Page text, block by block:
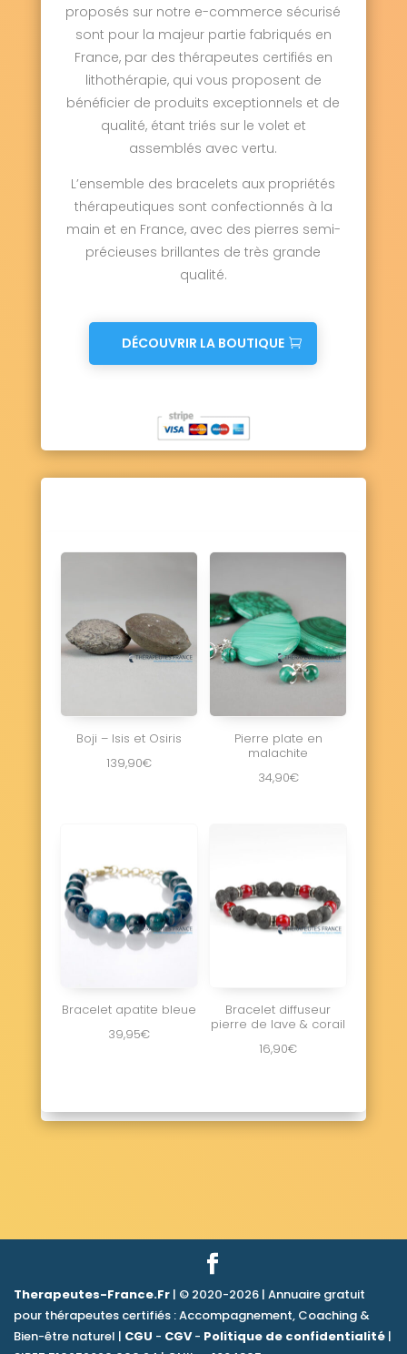
proposés sur notre e-commerce sécurisé
sont pour la majeur partie fabriqués en
France, par des thérapeutes certifiés en
lithothérapie, qui vous proposent de
bénéficier de produits exceptionnels et de
qualité, étant triés sur le volet et
assemblés avec vertu.
L’ensemble des bracelets aux propriétés
thérapeutiques sont confectionnés à la
main et en France, avec des pierres semi-
précieuses brillantes de très grande
qualité.
DÉCOUVRIR LA BOUTIQUE
Boji – Isis et Osiris
139,90€
Pierre plate en
malachite
34,90€
Bracelet apatite bleue
39,95€
Bracelet diffuseur
pierre de lave & corail
16,90€
Therapeutes-France.Fr | © 2020-2026 | Annuaire gratuit
pour thérapeutes certifiés : Accompagnement, Coaching &
Bien-être naturel | CGU - CGV- Politique de confidentialité |